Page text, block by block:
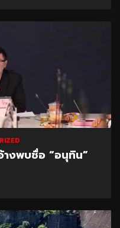
งพบชื่อ “อนุทิน”